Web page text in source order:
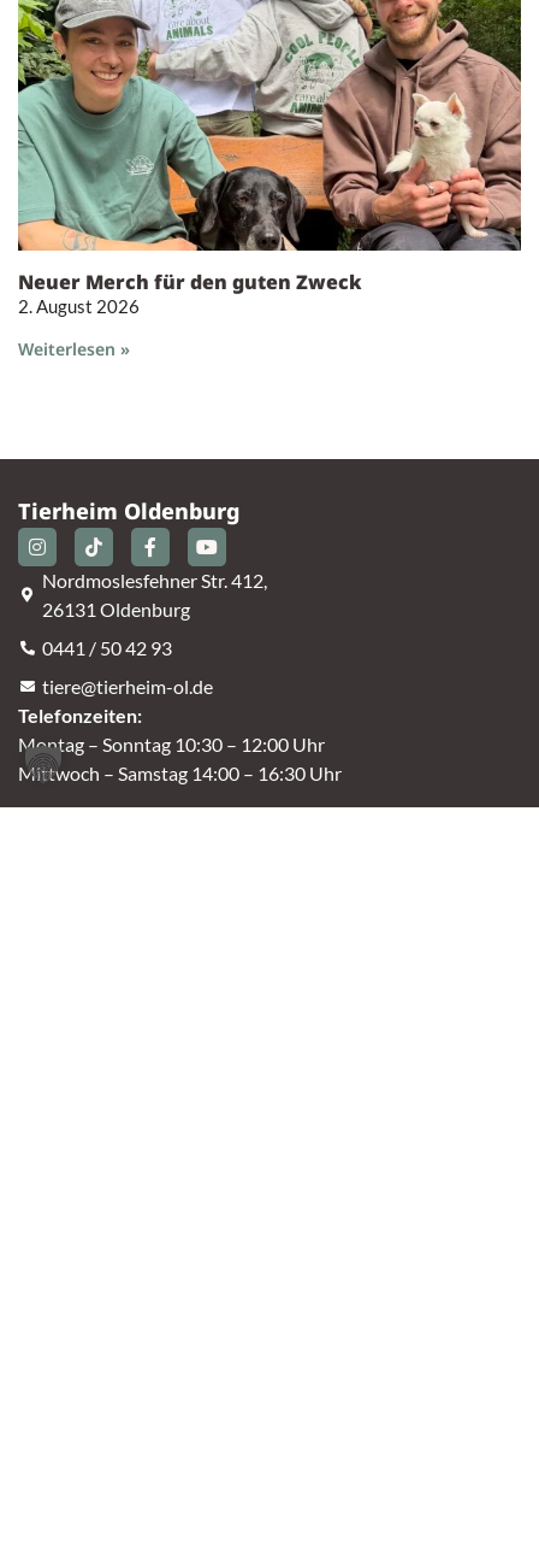
Neuer Merch für den guten Zweck
2. August 2026
Weiterlesen »
Tierheim Oldenburg
Nordmoslesfehner Str. 412,
26131 Oldenburg
0441 / 50 42 93
tiere@tierheim-ol.de
Telefonzeiten:
Montag – Sonntag 10:30 – 12:00 Uhr
Mittwoch – Samstag 14:00 – 16:30 Uhr